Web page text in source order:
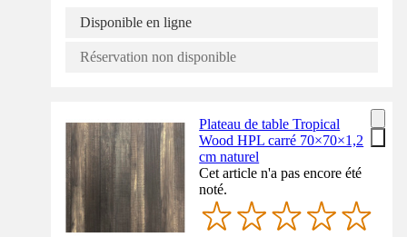
Disponible en ligne
Réservation non disponible
Plateau de table Tropical
Wood HPL carré 70×70×1,2
cm naturel
Cet article n'a pas encore été
noté.